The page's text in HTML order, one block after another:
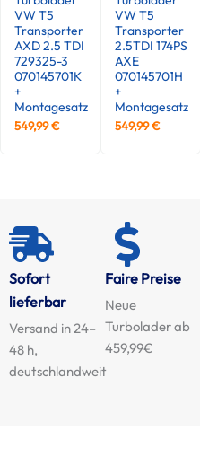
VW T5
Transporter
AXD 2.5 TDI
729325-3
070145701K
+
Montagesatz
549,99€
VW T5
Transporter
2.5TDI 174PS
AXE
070145701H
+
Montagesatz
549,99€
Sofort
lieferbar
Versand in 24–
48 h,
deutschlandweit
Faire Preise
Neue
Turbolader ab
459,99€